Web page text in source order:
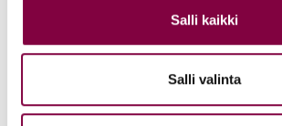
Salli kaikki
Salli valinta
Edunvalvonta
Uutiset 15.6.2026